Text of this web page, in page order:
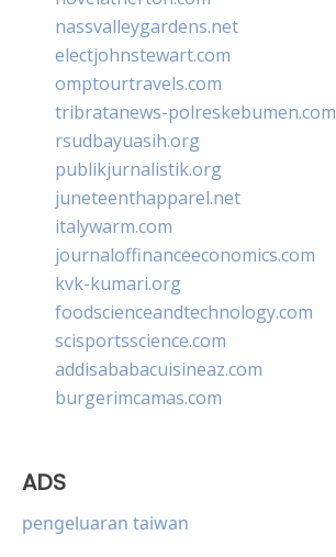
nassvalleygardens.net
electjohnstewart.com
omptourtravels.com
tribratanews-polreskebumen.com
rsudbayuasih.org
publikjurnalistik.org
juneteenthapparel.net
italywarm.com
journaloffinanceeconomics.com
kvk-kumari.org
foodscienceandtechnology.com
scisportsscience.com
addisababacuisineaz.com
burgerimcamas.com
ADS
pengeluaran taiwan